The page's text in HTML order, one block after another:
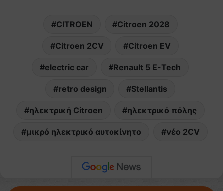
CITROEN Citroen 2028
Citroen 2CV Citroen EV
electric car Renault 5 E-Tech
retro design Stellantis
ηλεκτρική Citroen ηλεκτρικό πόλης
μικρό ηλεκτρικό αυτοκίνητο νέο 2CV